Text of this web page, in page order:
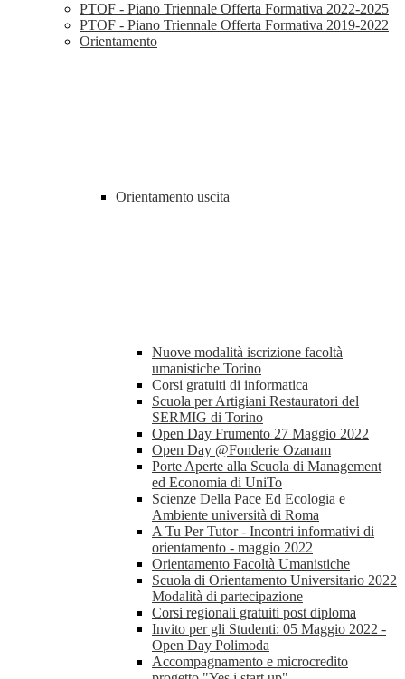
PTOF - Piano Triennale Offerta Formativa 2022-2025
PTOF - Piano Triennale Offerta Formativa 2019-2022
Orientamento
Orientamento uscita
Nuove modalità iscrizione facoltà
umanistiche Torino
Corsi gratuiti di informatica
Scuola per Artigiani Restauratori del
SERMIG di Torino
Open Day Frumento 27 Maggio 2022
Open Day @Fonderie Ozanam
Porte Aperte alla Scuola di Management
ed Economia di UniTo
Scienze Della Pace Ed Ecologia e
Ambiente università di Roma
A Tu Per Tutor - Incontri informativi di
orientamento - maggio 2022
Orientamento Facoltà Umanistiche
Scuola di Orientamento Universitario 2022
Modalità di partecipazione
Corsi regionali gratuiti post diploma
Invito per gli Studenti: 05 Maggio 2022 -
Open Day Polimoda
Accompagnamento e microcredito